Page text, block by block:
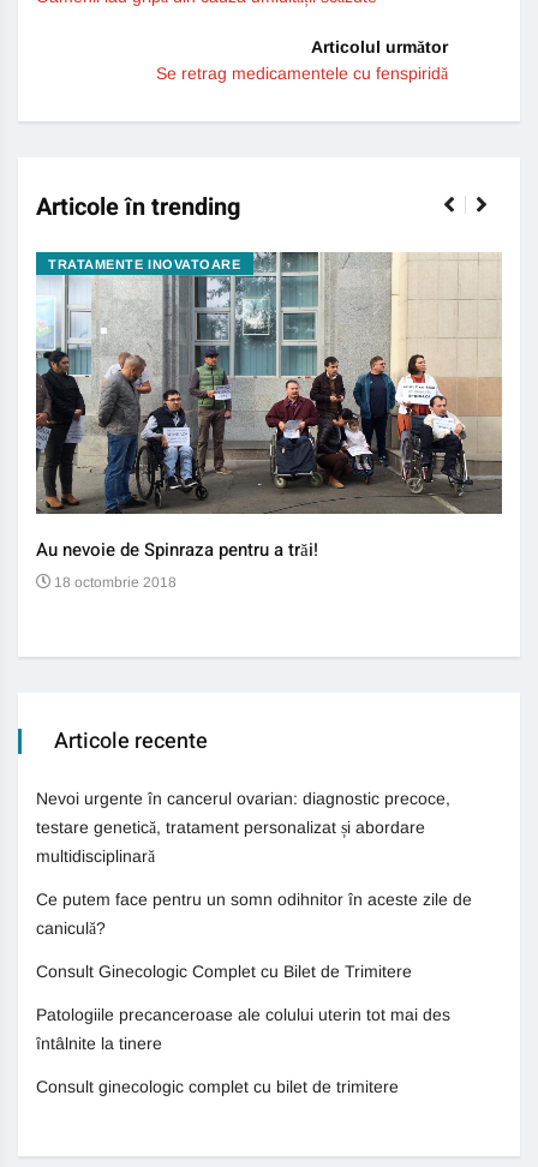
Articolul următor
Se retrag medicamentele cu fenspiridă
Articole în trending
TRATAMENTE INOVATOARE
Au nevoie de Spinraza pentru a trăi!
18 octombrie 2018
Articole recente
Nevoi urgente în cancerul ovarian: diagnostic precoce,
testare genetică, tratament personalizat și abordare
multidisciplinară
Ce putem face pentru un somn odihnitor în aceste zile de
caniculă?
Consult Ginecologic Complet cu Bilet de Trimitere
Patologiile precanceroase ale colului uterin tot mai des
întâlnite la tinere
Consult ginecologic complet cu bilet de trimitere